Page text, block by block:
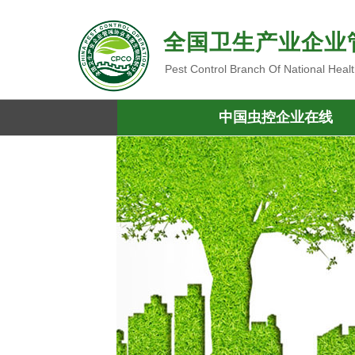
全国卫生产业企
Pest Control Branch Of National
中国虫控企业在线